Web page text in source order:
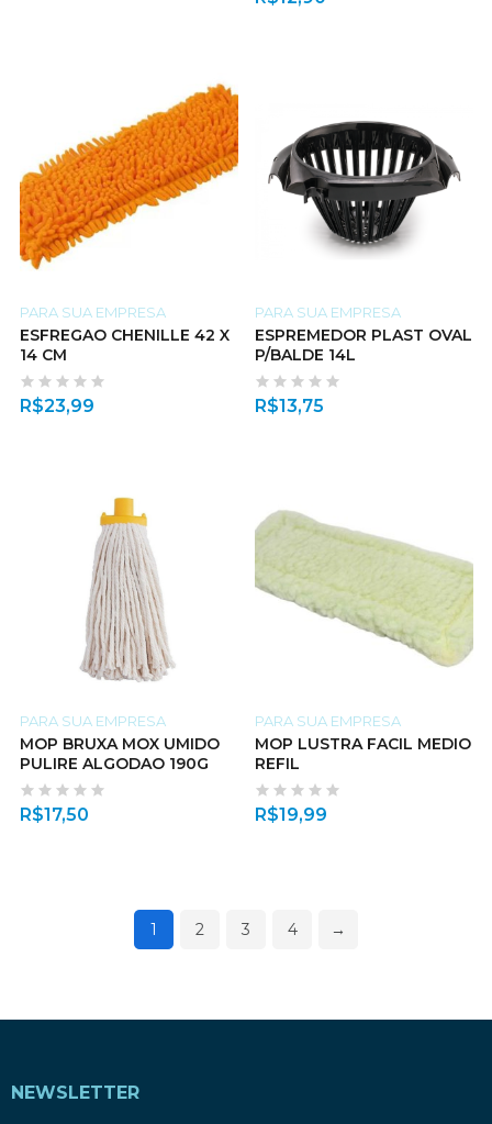
PARA SUA EMPRESA
ESFREGAO CHENILLE 42 X
14 CM
R$23,99
PARA SUA EMPRESA
ESPREMEDOR PLAST OVAL
P/BALDE 14L
R$13,75
PARA SUA EMPRESA
MOP BRUXA MOX UMIDO
PULIRE ALGODAO 190G
R$17,50
PARA SUA EMPRESA
MOP LUSTRA FACIL MEDIO
REFIL
R$19,99
1 2 3 4 →
NEWSLETTER